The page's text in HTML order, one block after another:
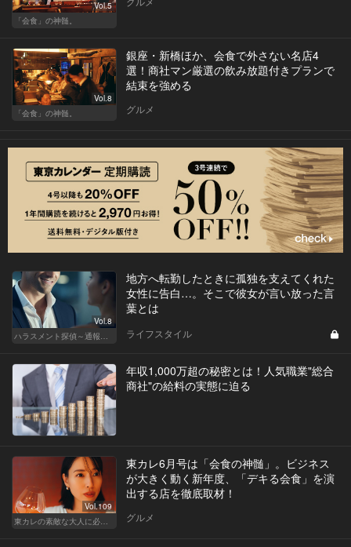
Vol.5
「会食」の神髄。
Vol.8
「会食」の神髄。
銀座・新橋ほか、会食で外さない名店4
選！商社マン厳選の飲み放題付きプランで
結束を強める
グルメ
Vol.8
ハラスメント探偵～通報編～
地方へ転勤したときに孤独を支えてくれた
女性に告白…。そこで彼女が言い放った言
葉とは
ライフスタイル
年収1,000万超の秘密とは！人気職業"総合
商社"の給料の実態に迫る
Vol.109
東カレの素敵な大人に必要なこと
東カレ6月号は「会食の神髄」。ビジネス
が大きく動く新年度、「デキる会食」を演
出する店を徹底取材！
グルメ